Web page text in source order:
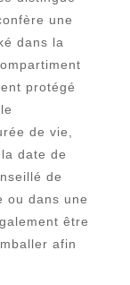
une
dans la
protégé
de vie,
date de
de
ou dans une
être
afin